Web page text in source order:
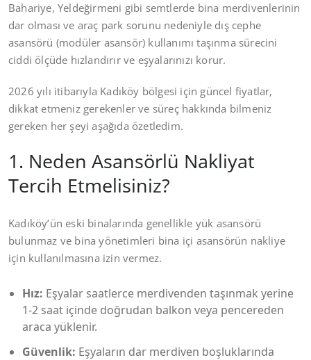
Bahariye, Yeldeğirmeni gibi semtlerde bina merdivenlerinin
dar olması ve araç park sorunu nedeniyle dış cephe
asansörü (modüler asansör) kullanımı taşınma sürecini
ciddi ölçüde hızlandırır ve eşyalarınızı korur.
2026 yılı itibarıyla Kadıköy bölgesi için güncel fiyatlar,
dikkat etmeniz gerekenler ve süreç hakkında bilmeniz
gereken her şeyi aşağıda özetledim.
1. Neden Asansörlü Nakliyat
Tercih Etmelisiniz?
Kadıköy’ün eski binalarında genellikle yük asansörü
bulunmaz ve bina yönetimleri bina içi asansörün nakliye
için kullanılmasına izin vermez.
Hız: Eşyalar saatlerce merdivenden taşınmak yerine
1-2 saat içinde doğrudan balkon veya pencereden
araca yüklenir.
Güvenlik: Eşyaların dar merdiven boşluklarında